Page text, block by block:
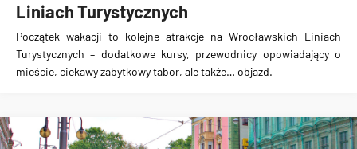
Liniach Turystycznych
Początek wakacji to kolejne atrakcje na Wrocławskich Liniach
Turystycznych – dodatkowe kursy, przewodnicy opowiadający o
mieście, ciekawy zabytkowy tabor, ale także… objazd.